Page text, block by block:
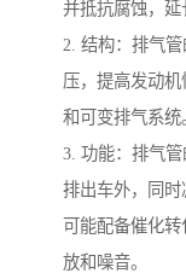
并抵抗腐蚀，延
2. 结构：排气
压，提高发动
和可变排气系统
3. 功能：排气
排出车外，同
可能配备催化
放和噪音。